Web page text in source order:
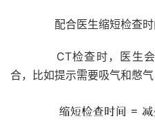
配合医生缩短检查时
CT检查时，医生
合，比如提示需要吸气和憋气